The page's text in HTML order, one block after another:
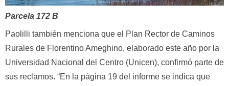
Parcela 172 B
Paolilli también menciona que el Plan Rector de Caminos
Rurales de Florentino Ameghino, elaborado este año por la
Universidad Nacional del Centro (Unicen), confirmó parte de
sus reclamos. “En la página 19 del informe se indica que